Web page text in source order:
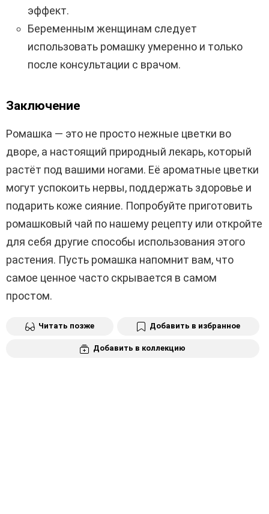
эффект.
Беременным женщинам следует
использовать ромашку умеренно и только
после консультации с врачом.
Заключение
Ромашка — это не просто нежные цветки во
дворе, а настоящий природный лекарь, который
растёт под вашими ногами. Её ароматные цветки
могут успокоить нервы, поддержать здоровье и
подарить коже сияние. Попробуйте приготовить
ромашковый чай по нашему рецепту или откройте
для себя другие способы использования этого
растения. Пусть ромашка напомнит вам, что
самое ценное часто скрывается в самом
простом.
Читать позже Добавить в избранное
Добавить в коллекцию